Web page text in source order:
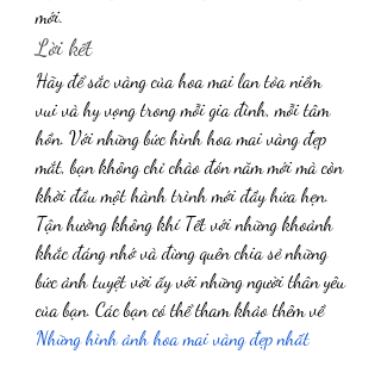
mới.
Lời kết
Hãy để sắc vàng của hoa mai lan tỏa niềm
vui và hy vọng trong mỗi gia đình, mỗi tâm
hồn. Với những bức hình hoa mai vàng đẹp
mắt, bạn không chỉ chào đón năm mới mà còn
khởi đầu một hành trình mới đầy hứa hẹn.
Tận hưởng không khí Tết với những khoảnh
khắc đáng nhớ và đừng quên chia sẻ những
bức ảnh tuyệt vời ấy với những người thân yêu
của bạn. Các bạn có thể tham khảo thêm về
Những hình ảnh hoa mai vàng đẹp nhất